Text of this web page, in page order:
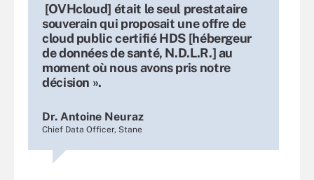
[OVHcloud] était le seul prestataire
souverain qui proposait une offre de
cloud public certifié HDS [hébergeur
de données de santé, N.D.L.R.] au
moment où nous avons pris notre
décision ».
Dr. Antoine Neuraz
Chief Data Officer, Stane